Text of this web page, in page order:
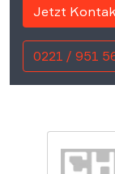
Jetzt
0221 / 951